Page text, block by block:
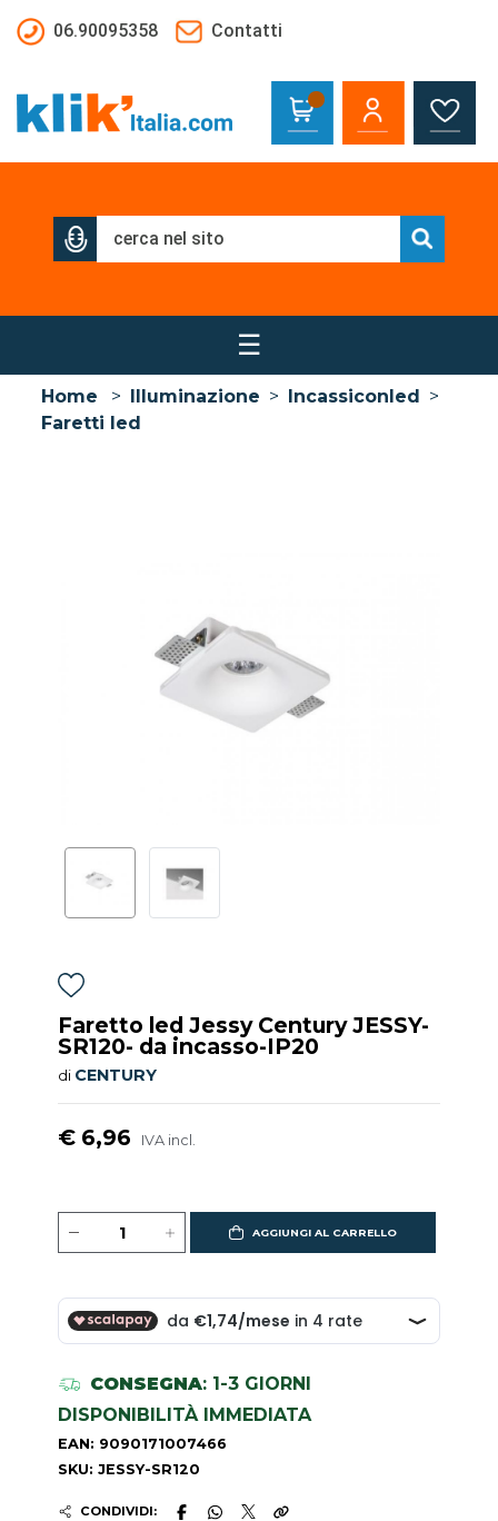
06.90095358
Contatti
☰
Home > Illuminazione > Incassiconled >
Faretti led
Faretto led Jessy Century JESSY-
SR120- da incasso-IP20
di CENTURY
€ 6,96 IVA incl.
AGGIUNGI AL CARRELLO
CONSEGNA: 1-3 GIORNI
DISPONIBILITÀ IMMEDIATA
EAN: 9090171007466
SKU: JESSY-SR120
CONDIVIDI: